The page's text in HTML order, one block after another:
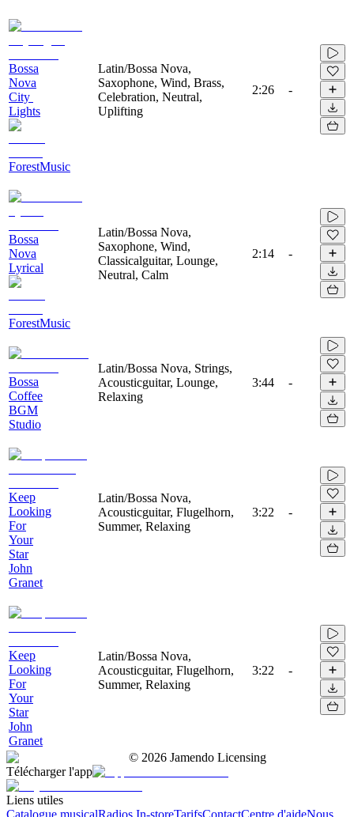
Bossa
Nova
City ​​
Lights
ForestMusic
Latin/Bossa Nova,
Saxophone, Wind, Brass,
Celebration, Neutral,
Uplifting
2:26 -
Bossa
Nova
Lyrical
ForestMusic
Latin/Bossa Nova,
Saxophone, Wind,
Classicalguitar, Lounge,
Neutral, Calm
2:14 -
Bossa
Coffee
BGM
Studio
Latin/Bossa Nova, Strings,
Acousticguitar, Lounge,
Relaxing
3:44 -
Keep
Looking
For
Your
Star
John
Granet
Latin/Bossa Nova,
Acousticguitar, Flugelhorn,
Summer, Relaxing
3:22 -
Keep
Looking
For
Your
Star
John
Granet
Latin/Bossa Nova,
Acousticguitar, Flugelhorn,
Summer, Relaxing
3:22 -
© 2026 Jamendo Licensing
Télécharger l'app
Liens utiles
Catalogue musicalRadios In-storeTarifsContactCentre d'aideNous